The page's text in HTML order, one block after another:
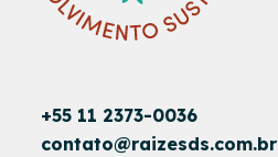
+55 11 2373-0036
contato@raizesds.com.br